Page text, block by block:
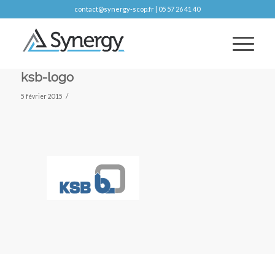
contact@synergy-scop.fr | 05 57 26 41 40
ksb-logo
5 février 2015 /